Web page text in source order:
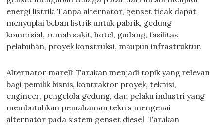
energi listrik. Tanpa alternator, genset tidak dapat
menyuplai beban listrik untuk pabrik, gedung
komersial, rumah sakit, hotel, gudang, fasilitas
pelabuhan, proyek konstruksi, maupun infrastruktur.
Alternator marelli Tarakan menjadi topik yang relevan
bagi pemilik bisnis, kontraktor proyek, teknisi,
engineer, pengelola gedung, dan pelaku industri yang
membutuhkan pemahaman teknis mengenai
alternator pada sistem genset diesel. Tarakan